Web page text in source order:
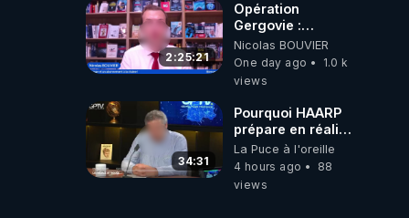
2:25:21
Opération
Gergovie :
‪@38resistancegauloise‬
‪@MarionSigautOfficiel‬
‪@gladysriifard5710‬
Nicolas BOUVIER
One day ago
1.0 k
views
34:31
Pourquoi HAARP
prépare en réalité
un CHAOS
climatique, on
répond
La Puce à l'oreille
4 hours ago
88
views